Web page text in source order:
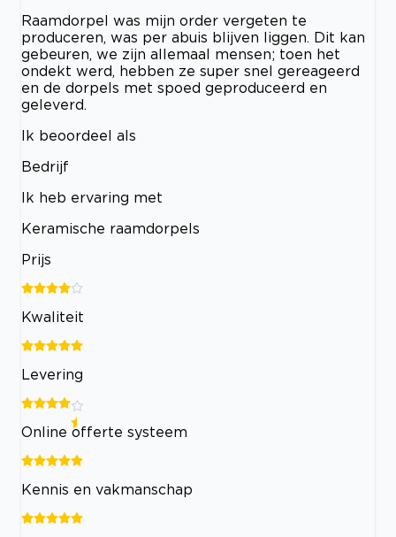
Raamdorpel was mijn order vergeten te
produceren, was per abuis blijven liggen. Dit kan
gebeuren, we zijn allemaal mensen; toen het
ondekt werd, hebben ze super snel gereageerd
en de dorpels met spoed geproduceerd en
geleverd.
Ik beoordeel als
Bedrijf
Ik heb ervaring met
Keramische raamdorpels
Prijs
Kwaliteit
Levering
Online offerte systeem
Kennis en vakmanschap